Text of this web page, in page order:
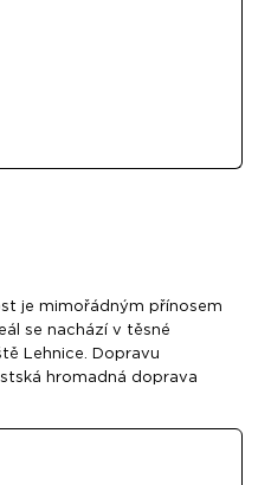
je mimořádným přínosem
se nachází v těsné
Lehnice. Dopravu
hromadná doprava